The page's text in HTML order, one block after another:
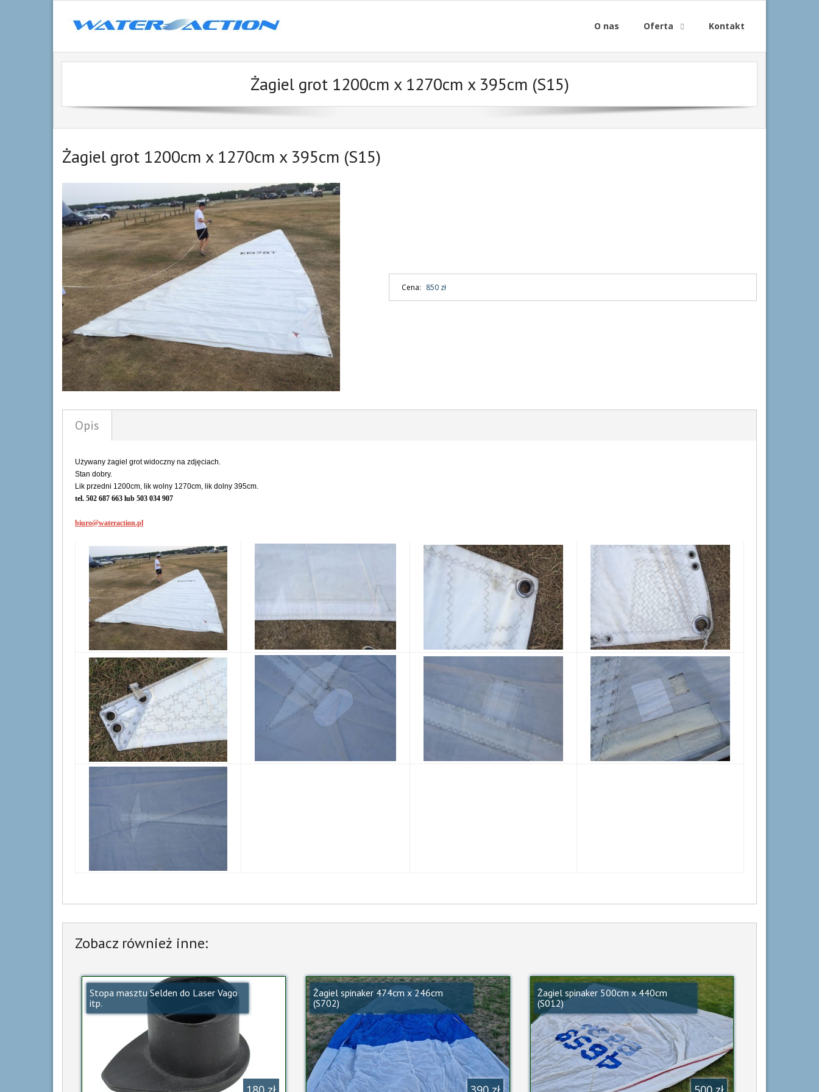
content
O nas Oferta Kontakt
Żagiel grot 1200cm x 1270cm x 395cm (S15)
Żagiel grot 1200cm x 1270cm x 395cm (S15)
Cena: 850 zł
Opis
Używany żagiel grot widoczny na zdjęciach.
Stan dobry.
Lik przedni 1200cm, lik wolny 1270cm, lik dolny 395cm.
tel. 502 687 663 lub 503 034 907
biuro@wateraction.pl
Zobacz również inne:
Stopa masztu Selden do Laser Vago
itp.
Żagiel spinaker 474cm x 246cm
(S702)
Żagiel spinaker 500cm x 440cm
(S012)